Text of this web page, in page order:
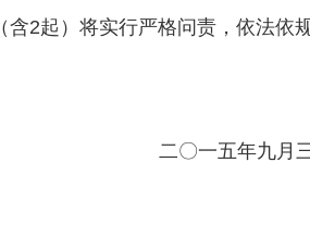
（含2起）将实行严格问责，依法依
二〇一五年九月三